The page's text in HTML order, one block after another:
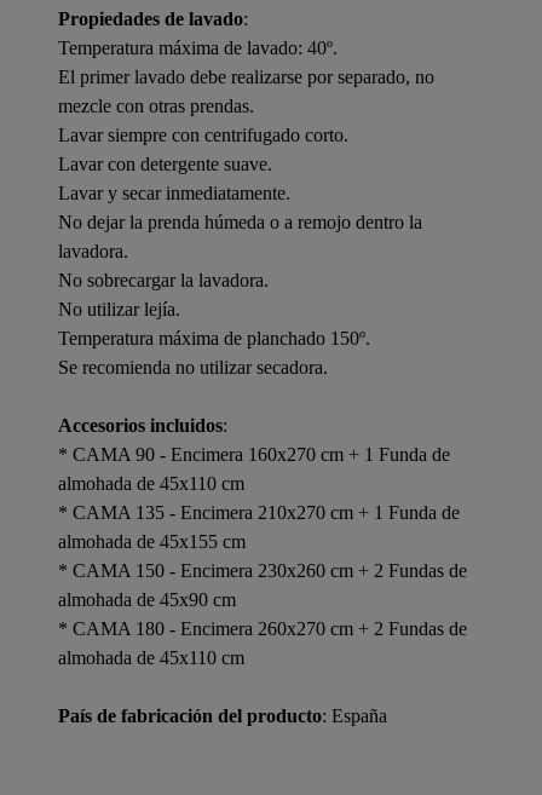
Propiedades de lavado:
Temperatura máxima de lavado: 40º.
El primer lavado debe realizarse por separado, no
mezcle con otras prendas.
Lavar siempre con centrifugado corto.
Lavar con detergente suave.
Lavar y secar inmediatamente.
No dejar la prenda húmeda o a remojo dentro la
lavadora.
No sobrecargar la lavadora.
No utilizar lejía.
Temperatura máxima de planchado 150º.
Se recomienda no utilizar secadora.
Accesorios incluidos:
* CAMA 90 - Encimera 160x270 cm + 1 Funda de
almohada de 45x110 cm
* CAMA 135 - Encimera 210x270 cm + 1 Funda de
almohada de 45x155 cm
* CAMA 150 - Encimera 230x260 cm + 2 Fundas de
almohada de 45x90 cm
* CAMA 180 - Encimera 260x270 cm + 2 Fundas de
almohada de 45x110 cm
País de fabricación del producto: España